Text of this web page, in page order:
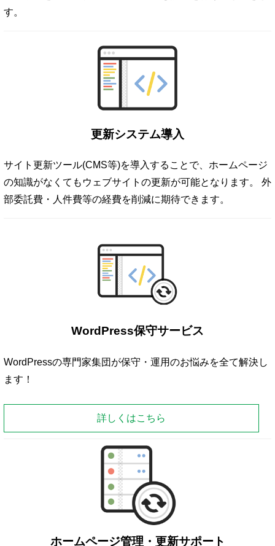
す。
更新システム導入
サイト更新ツール(CMS等)を導入することで、ホームページ
の知識がなくてもウェブサイトの更新が可能となります。 外
部委託費・人件費等の経費を削減に期待できます。
WordPress保守サービス
WordPressの専門家集団が保守・運用のお悩みを全て解決し
ます！
詳しくはこちら
ホームページ管理・更新サポート